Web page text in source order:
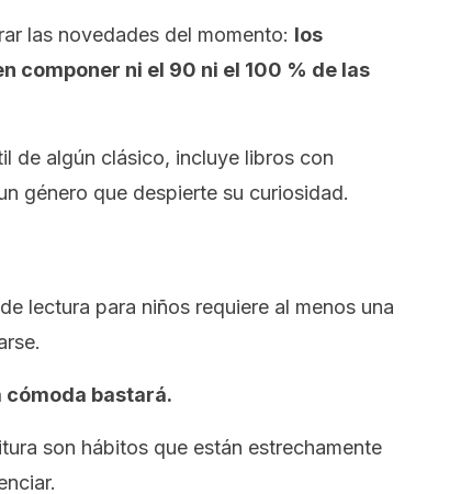
las novedades del momento: los
componer ni el 90 ni el 100 % de las
de algún clásico, incluye libros con
género que despierte su curiosidad.
lectura para niños requiere al menos una
cómoda bastará.
son hábitos que están estrechamente